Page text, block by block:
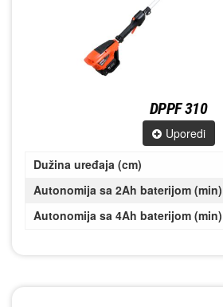
DPPF 310
Uporedi
Dužina uređaja (cm)
Autonomija sa 2Ah baterijom (min)
Autonomija sa 4Ah baterijom (min)